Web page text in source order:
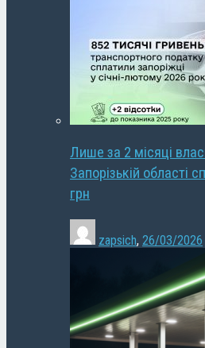
Лише за 2 місяці
Запорізькій області
грн
zapsich, 26/03/2026